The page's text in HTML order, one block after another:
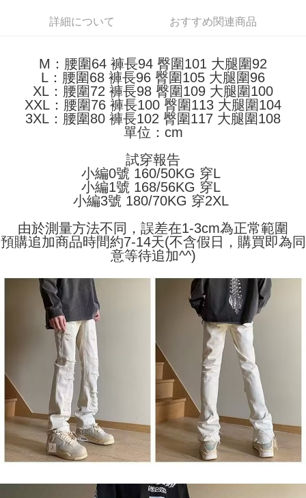
発生した場合は、システムの評価基準に達していないことを意味し、評価
【支払い方法の説明】
1. 分割払いの金額は電信請求書に統合されず、「OP Pay Later」は毎月の
締め日後に支払いリマインダーのSMSを送信します。
2. SMSのリンクを通じて請求書を開いた後、「コンビニバーコード／台湾
大直営店舗／銀行振込／街口支払い／iPASS MONEY」などのチャネルで
1. 本サービスは「台湾大哥大株式会社」（以下「当社」といいます）によ
って提供され、ユーザーが取引時に本サービスを通じて商品やサービスを
購入できるようにし、店舗が売買／分割払い売買の債権を当社に譲渡した
後、契約に基づいて当社の請求書で帳款を支払うことになります。
2. 「OP Pay Later」を利用する契約関係の目的から、店舗はあなたの個人
情報（名前、電話または住所を含む）を台湾大哥大に提供し、収集、処理
および利用するために、当社があなた本人と分割請求書に必要な情報の確
認、照合および修正を行います。
さい：https://oppay.tw/userRule
4.ご注文が完了すると、携帯に支払い通知のSMSが届きます。アプリ会員
の場合は、AFTEE アプリプッシュ通知が届きます。
グでお支払いください。
代金納付期限は最短で 14 日以内ですので、ご注意ください。AFTEE アプ
リをダウンロードして AFTEE 会員になるとお支払い期限を最長 45 日以内
まで延長できます。
お支払期限は、ショップが請求した期日と、AFTEEで延長できる日数をも
とに計算されます。AFTEEで注文すると、商品を受け取るまで支払い期限
を延長できますが、商品を期限内に受け取れない場合があります（例：予
約商品や商品到着日が比較的遅い商品）。そのため、商品到着の有無に関
わらず、AFTEEで指定された期限内にお支払いください。
1.初回 AFTEEを ご利用の際に、認証結果及び当社の審査の結果に基づ
き、限度額が設定されます。
2.決済金額は最低NT$20です。
3.現在、台湾の会員のみご利用いただけます。
三、利用規約「AFTEE代金後払い」（以下当サービスという）はネットプ
ロテクションズ（以下 AFTEE という）が提供し、AFTEEが代金を徴収し
ます。当サービスご利用の際に提供しなければならない個人情報（注文者
の氏名、電話番号、受取人の氏名、電話番号、受取人住所を含むがこれに
限らない）は、AFTEEに渡され当サービスで必要な範囲内で利用されま
す。AFTEEの個人情報の収集、処理、利用について、詳細はAFTEE公式ホ
ームページの『個人情報の収集、処理及び利用に関する声明』をご参照く
https://aftee.tw/privacypolicy/ ）。
AFTEEの初回ご利用の際に、審査を通過すれば、最高額がNT$10,000にな
ります。支払い期限を過ぎた場合、その金額に基づいて年利20%の遅延滞
納金が加算されます。未成年の利用者は、事前に法定代理人または後見人
の同意を得ればAFTEEをご利用いただけます。
個人情報の処理、利用について疑問がある、または関連する法律の権利を
にご連絡ください。上記に示した個人情報を、必要な購入注文書とあわせ
てAFTEEにご提供いただく、またはAFTEEにあなたの個人情報の収集、処
配送毎にNT$45
配送毎にNT$45
7-11取貨付款
配送毎にNT$45、NT$499以上で送料無料
配送毎にNT$45、NT$499以上で送料無料
配送毎にNT$70、NT$499以上で送料無料
詳細について おすすめ関連商品
M：腰圍64 褲長94 臀圍101 大腿圍92
L：腰圍68 褲長96 臀圍105 大腿圍96
XL：腰圍72 褲長98 臀圍109 大腿圍100
XXL：腰圍76 褲長100 臀圍113 大腿圍104
3XL：腰圍80 褲長102 臀圍117 大腿圍108
單位：cm
試穿報告
小編0號 160/50KG 穿L
小編1號 168/56KG 穿L
小編3號 180/70KG 穿2XL
由於測量方法不同，誤差在1-3cm為正常範圍
預購追加商品時間約7-14天(不含假日，購買即為同
意等待追加^^)